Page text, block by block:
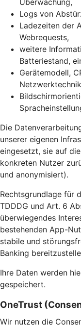
Überwachung,
Logs von
Ladezeiten der
Webrequests,
weitere
Batteriestand,
Gerätemodell,
Die
unserer eigenen
eingesetzt, sie auf
konkreten Nutzer
und anonymisiert).
Rechtsgrundlage für
TDDDG und Art. 6
überwiegendes
bestehenden App-
stabile und
Banking
Ihre Daten werden
gespeichert.
OneTrust
Wir nutzen die